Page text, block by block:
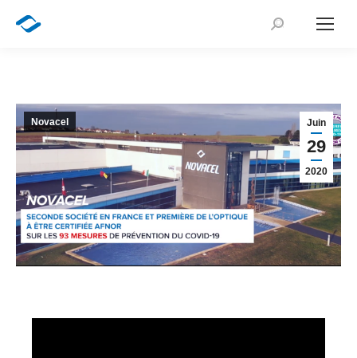
Recherche
Juin
29
2020
Novacel